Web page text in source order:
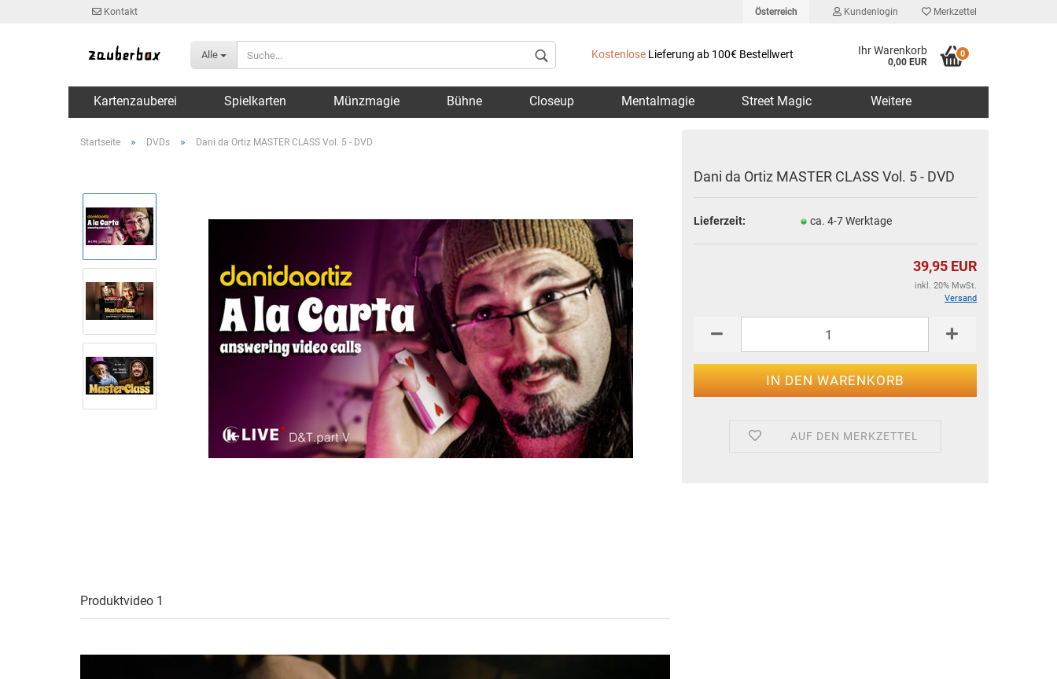
Kontakt Österreich
Lieferland
Kundenlogin
Konto erstellen
Merkzettel
Alle Kostenlose Lieferung ab 100€ Bestellwert Ihr Warenkorb
0,00 EUR
0
Kartenzauberei Spielkarten Münzmagie Bühne Closeup Mentalmagie Street Magic Weitere
Startseite » DVDs » Dani da Ortiz MASTER CLASS Vol. 5 - DVD
Dani da Ortiz MASTER CLASS Vol. 5 - DVD
Lieferzeit: ca. 4-7 Werktage
39,95 EUR
inkl. 20% MwSt.
Versand
AUF DEN MERKZETTEL
Produktvideo 1